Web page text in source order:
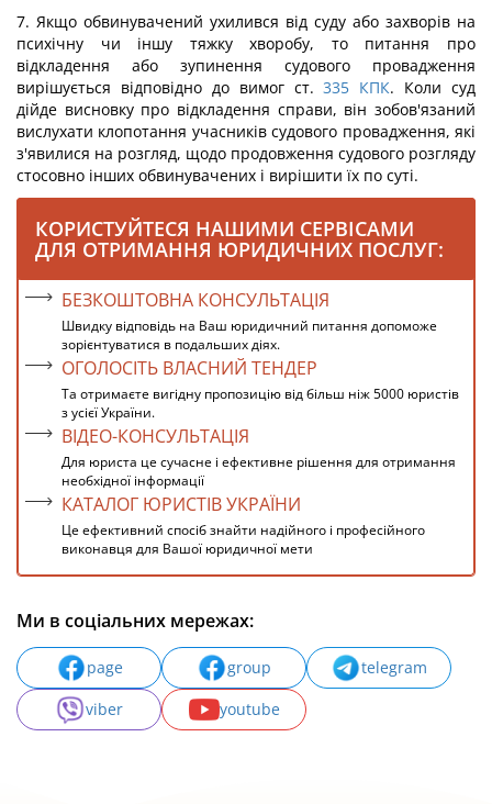
7. Якщо обвинувачений ухилився від суду або захворів на
психічну чи іншу тяжку хворобу, то питання про
відкладення або зупинення судового провадження
вирішується відповідно до вимог ст. 335 КПК. Коли суд
дійде висновку про відкладення справи, він зобов'язаний
вислухати клопотання учасників судового провадження, які
з'явилися на розгляд, щодо продовження судового розгляду
стосовно інших обвинувачених і вирішити їх по суті.
КОРИСТУЙТЕСЯ НАШИМИ СЕРВІСАМИ
ДЛЯ ОТРИМАННЯ ЮРИДИЧНИХ ПОСЛУГ:
БЕЗКОШТОВНА КОНСУЛЬТАЦІЯ
Швидку відповідь на Ваш юридичний питання допоможе
зорієнтуватися в подальших діях.
ОГОЛОСІТЬ ВЛАСНИЙ ТЕНДЕР
Та отримаєте вигідну пропозицію від більш ніж 5000 юристів
з усієї України.
ВІДЕО-КОНСУЛЬТАЦІЯ
Для юриста це сучасне і ефективне рішення для отримання
необхідної інформації
КАТАЛОГ ЮРИСТІВ УКРАЇНИ
Це ефективний спосіб знайти надійного і професійного
виконавця для Вашої юридичної мети
Ми в соціальних мережах:
page group
telegram
viber
youtube